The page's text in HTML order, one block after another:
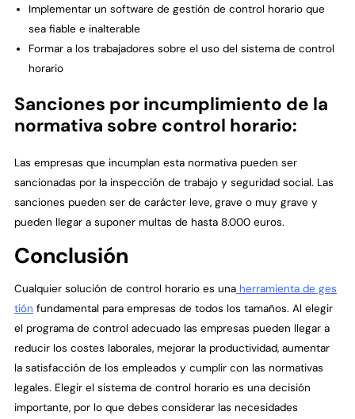
Implementar un software de gestión de control horario que
sea fiable e inalterable
Formar a los trabajadores sobre el uso del sistema de control
horario
Sanciones por incumplimiento de la
normativa sobre control horario:
Las empresas que incumplan esta normativa pueden ser
sancionadas por la inspección de trabajo y seguridad social. Las
sanciones pueden ser de carácter leve, grave o muy grave y
pueden llegar a suponer multas de hasta 8.000 euros.
Conclusión
Cualquier solución de control horario es una herramienta de ges
tión fundamental para empresas de todos los tamaños. Al elegir
el programa de control adecuado las empresas pueden llegar a
reducir los costes laborales, mejorar la productividad, aumentar
la satisfacción de los empleados y cumplir con las normativas
legales. Elegir el sistema de control horario es una decisión
importante, por lo que debes considerar las necesidades